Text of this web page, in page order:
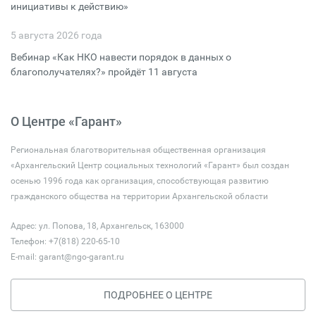
инициативы к действию»
5 августа 2026 года
Вебинар «Как НКО навести порядок в данных о
благополучателях?» пройдёт 11 августа
О Центре «Гарант»
Региональная благотворительная общественная организация
«Архангельский Центр социальных технологий «Гарант» был создан
осенью 1996 года как организация, способствующая развитию
гражданского общества на территории Архангельской области
Адрес: ул. Попова, 18, Архангельск, 163000
Телефон: +7(818) 220-65-10
E-mail: garant@ngo-garant.ru
ПОДРОБНЕЕ О ЦЕНТРЕ